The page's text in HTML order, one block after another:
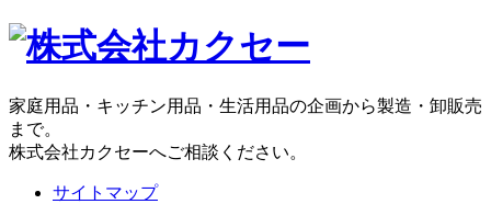
家庭用品・キッチン用品・生活用品の企画から製造・卸販売
まで。
株式会社カクセーへご相談ください。
サイトマップ